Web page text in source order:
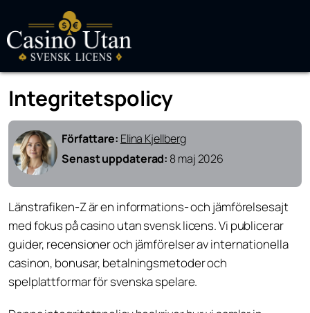
Integritetspolicy
Författare: Elina Kjellberg
Senast uppdaterad: 8 maj 2026
Länstrafiken-Z är en informations- och jämförelsesajt
med fokus på casino utan svensk licens. Vi publicerar
guider, recensioner och jämförelser av internationella
casinon, bonusar, betalningsmetoder och
spelplattformar för svenska spelare.